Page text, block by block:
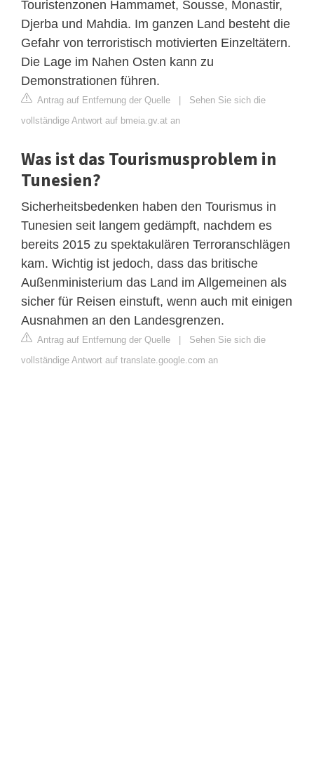
Touristenzonen Hammamet, Sousse, Monastir,
Djerba und Mahdia. Im ganzen Land besteht die
Gefahr von terroristisch motivierten Einzeltätern.
Die Lage im Nahen Osten kann zu
Demonstrationen führen.
Antrag auf Entfernung der Quelle | Sehen Sie sich die
vollständige Antwort auf bmeia.gv.at an
Was ist das Tourismusproblem in
Tunesien?
Sicherheitsbedenken haben den Tourismus in
Tunesien seit langem gedämpft, nachdem es
bereits 2015 zu spektakulären Terroranschlägen
kam. Wichtig ist jedoch, dass das britische
Außenministerium das Land im Allgemeinen als
sicher für Reisen einstuft, wenn auch mit einigen
Ausnahmen an den Landesgrenzen.
Antrag auf Entfernung der Quelle | Sehen Sie sich die
vollständige Antwort auf translate.google.com an